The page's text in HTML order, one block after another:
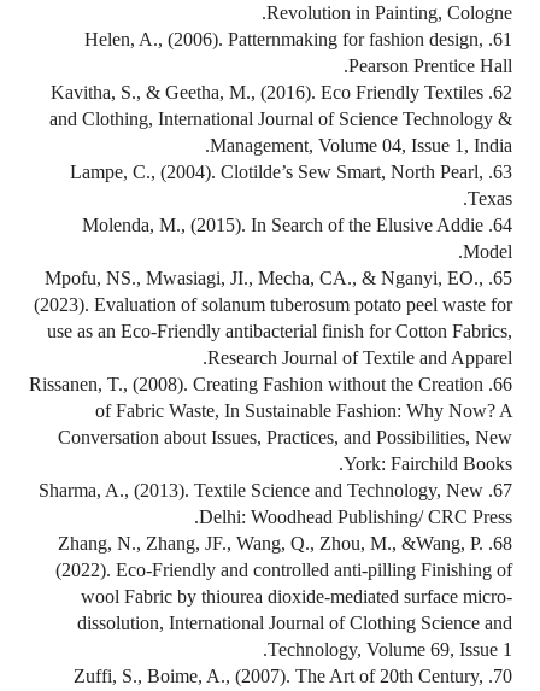
Revolution in Painting, Cologne.
61. Helen, A., (2006). Patternmaking for fashion design,
Pearson Prentice Hall.
62. Kavitha, S., & Geetha, M., (2016). Eco Friendly Textiles
and Clothing, International Journal of Science Technology &
Management, Volume 04, Issue 1, India.
63. Lampe, C., (2004). Clotilde’s Sew Smart, North Pearl,
Texas.
64. Molenda, M., (2015). In Search of the Elusive Addie
Model.
65. Mpofu, NS., Mwasiagi, JI., Mecha, CA., & Nganyi, EO.,
(2023). Evaluation of solanum tuberosum potato peel waste for
use as an Eco-Friendly antibacterial finish for Cotton Fabrics,
Research Journal of Textile and Apparel.
66. Rissanen, T., (2008). Creating Fashion without the Creation
of Fabric Waste, In Sustainable Fashion: Why Now? A
Conversation about Issues, Practices, and Possibilities, New
York: Fairchild Books.
67. Sharma, A., (2013). Textile Science and Technology, New
Delhi: Woodhead Publishing/ CRC Press.
68. Zhang, N., Zhang, JF., Wang, Q., Zhou, M., &Wang, P.
(2022). Eco-Friendly and controlled anti-pilling Finishing of
wool Fabric by thiourea dioxide-mediated surface micro-
dissolution, International Journal of Clothing Science and
Technology, Volume 69, Issue 1.
70. Zuffi, S., Boime, A., (2007). The Art of 20th Century,